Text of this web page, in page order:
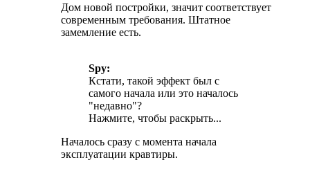
Дом новой постройки, значит соответствует
современным требования. Штатное
замемление есть.
Spy:
Кстати, такой эффект был с
самого начала или это началось
"недавно"?
Нажмите, чтобы раскрыть...
Началось сразу с момента начала
эксплуатации кравтиры.